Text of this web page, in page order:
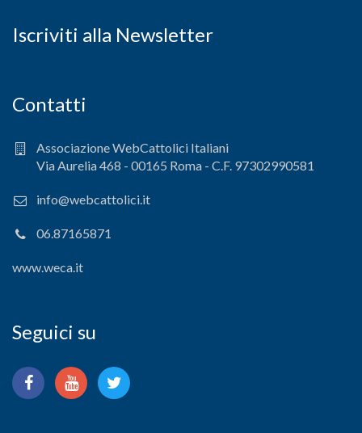
Iscriviti alla Newsletter
Contatti
Associazione WebCattolici Italiani
Via Aurelia 468 - 00165 Roma - C.F. 97302990581
info@webcattolici.it
06.87165871
www.weca.it
Seguici su